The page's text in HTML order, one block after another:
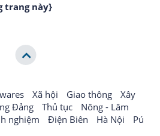
trang này}
Xã hội Giao thông
Xây
Đảng Thủ tục
Nông - Lâm
nghiệm Điện Biên Hà Nội
Pú